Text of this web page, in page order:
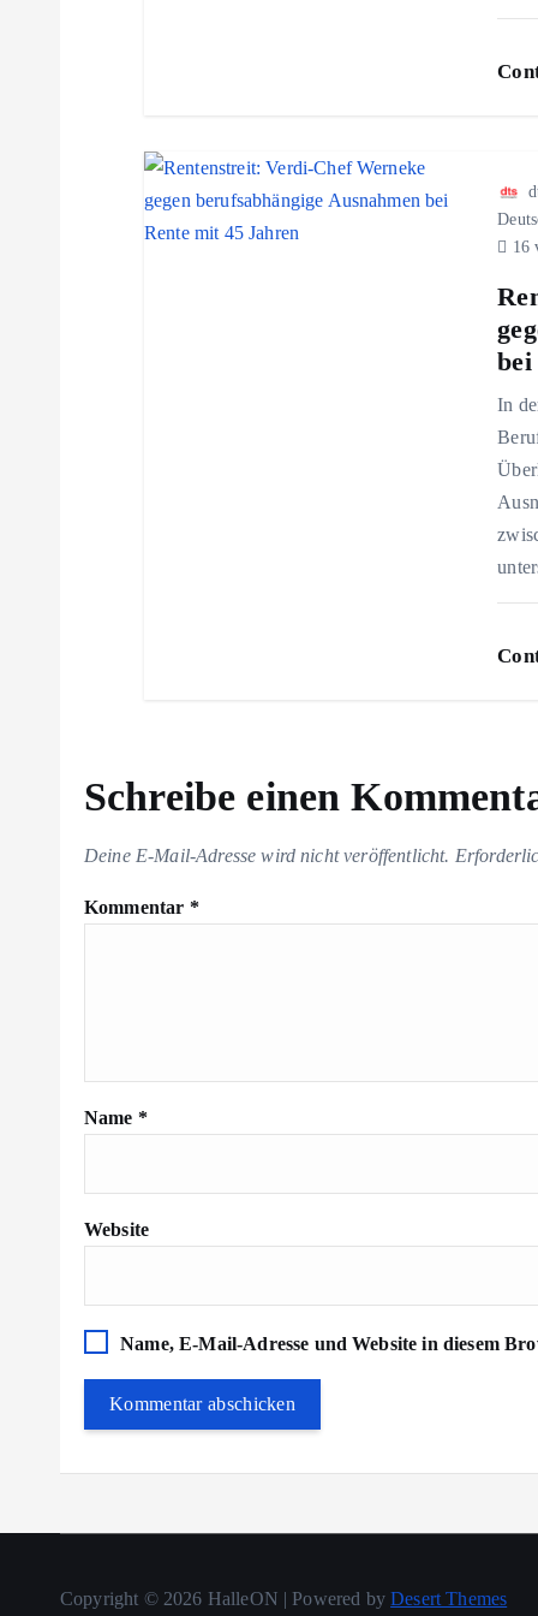
16
bei
In
Schreibe einen
Deine E-Mail-Adresse wird nicht veröffentlicht.
Kommentar *
Name *
Website
Name, E-Mail-Adresse und Website in diesem
Copyright © 2026 HalleON | Powered byDesert Themes